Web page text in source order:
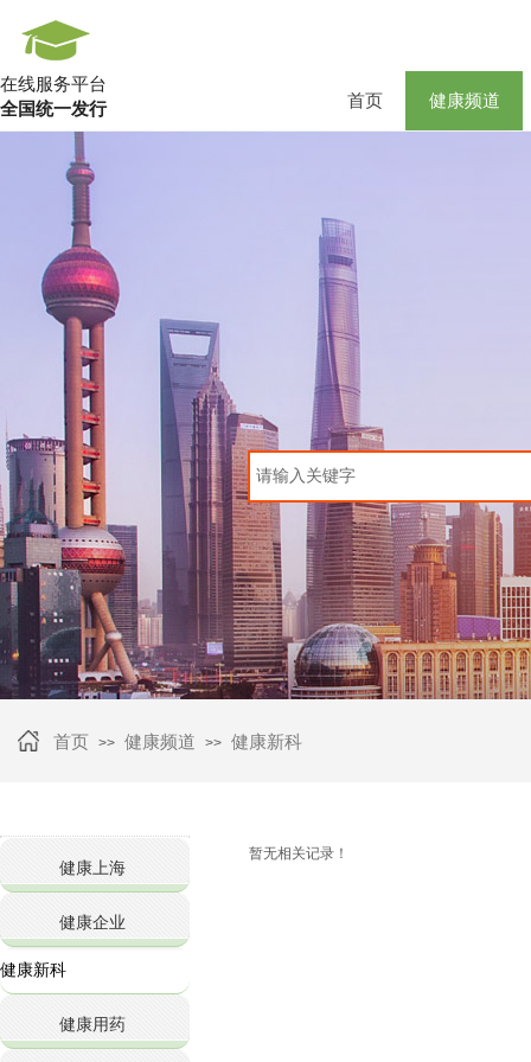
在线服务平台
全国统一发行
首页 健康频道
首页 >> 健康频道 >> 健康新科
健康上海
健康企业
健康新科
健康用药
暂无相关记录！